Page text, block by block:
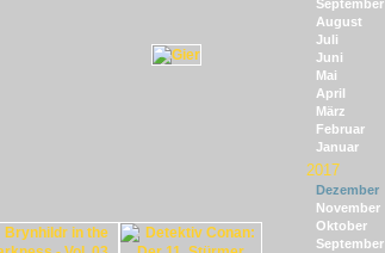
September
August
Juli
Juni
Mai
April
März
Februar
Januar
2017
Dezember
November
Oktober
September